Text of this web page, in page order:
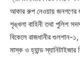
আকার রুপ নেওয়ায় জনগণের
শৃঙ্খলা বাহিনী তথা পুলিশ
বিকেলে রাজধানীর গুলশান-
মাস্ক ও হ্যান্ড